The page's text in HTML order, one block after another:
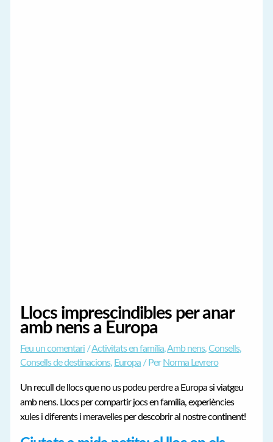
Llocs imprescindibles per anar
amb nens a Europa
Feu un comentari /Activitats en família,Amb nens,Consells,
Consells de destinacions, Europa / Per Norma Levrero
Un recull de llocs que no us podeu perdre a Europa si viatgeu
amb nens. Llocs per compartir jocs en família, experiències
xules i diferents i meravelles per descobrir al nostre continent!